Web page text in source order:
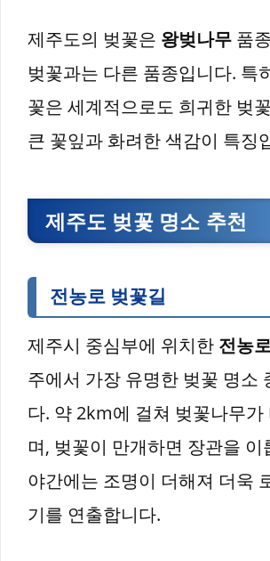
제주도의 벚꽃은 왕벚나무 품
벚꽃과는 다른 품종입니다. 특
꽃은 세계적으로도 희귀한 벚
큰 꽃잎과 화려한 색감이 특징
제주도 벚꽃 명소 추천
전농로 벚꽃길
제주시 중심부에 위치한 전농
주에서 가장 유명한 벚꽃 명소
다. 약 2km에 걸쳐 벚꽃나무가
며, 벚꽃이 만개하면 장관을 이
야간에는 조명이 더해져 더욱
기를 연출합니다.